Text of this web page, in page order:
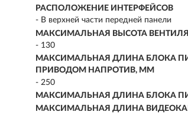
РАСПОЛОЖЕНИЕ ИНТЕРФЕЙСОВ
- В верхней части передней панели
МАКСИМАЛЬНАЯ ВЫСОТА
- 130
МАКСИМАЛЬНАЯ ДЛИНА БЛОКА
ПРИВОДОМ НАПРОТИВ, ММ
- 250
МАКСИМАЛЬНАЯ ДЛИНА БЛОКА
МАКСИМАЛЬНАЯ ДЛИНА